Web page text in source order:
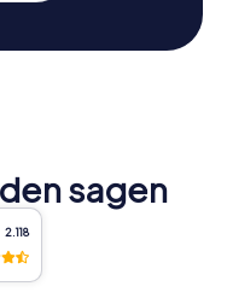
sagen
2.118